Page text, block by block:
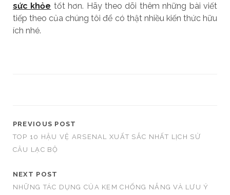
sức khỏe tốt hơn. Hãy theo dõi thêm những bài viết
tiếp theo của chúng tôi để có thật nhiều kiến thức hữu
ích nhé.
PREVIOUS POST
TOP 10 HẬU VỆ ARSENAL XUẤT SẮC NHẤT LỊCH SỬ
CÂU LẠC BỘ
NEXT POST
NHỮNG TÁC DỤNG CỦA KEM CHỐNG NẮNG VÀ LƯU Ý